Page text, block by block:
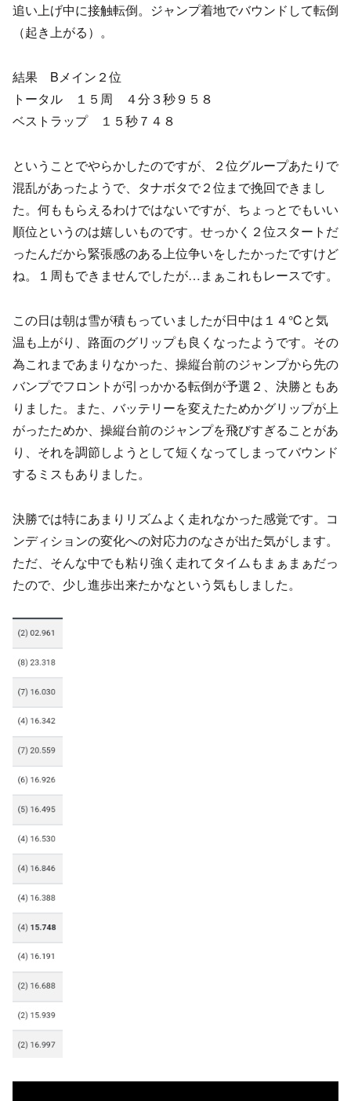
追い上げ中に接触転倒。ジャンプ着地でバウンドして転倒
（起き上がる）。
結果 Bメイン２位
トータル １５周 ４分３秒９５８
ベストラップ １５秒７４８
ということでやらかしたのですが、２位グループあたりで
混乱があったようで、タナボタで２位まで挽回できまし
た。何ももらえるわけではないですが、ちょっとでもいい
順位というのは嬉しいものです。せっかく２位スタートだ
ったんだから緊張感のある上位争いをしたかったですけど
ね。１周もできませんでしたが…まぁこれもレースです。
この日は朝は雪が積もっていましたが日中は１４℃と気
温も上がり、路面のグリップも良くなったようです。その
為これまであまりなかった、操縦台前のジャンプから先の
バンプでフロントが引っかかる転倒が予選２、決勝ともあ
りました。また、バッテリーを変えたためかグリップが上
がったためか、操縦台前のジャンプを飛びすぎることがあ
り、それを調節しようとして短くなってしまってバウンド
するミスもありました。
決勝では特にあまりリズムよく走れなかった感覚です。コ
ンディションの変化への対応力のなさが出た気がします。
ただ、そんな中でも粘り強く走れてタイムもまぁまぁだっ
たので、少し進歩出来たかなという気もしました。